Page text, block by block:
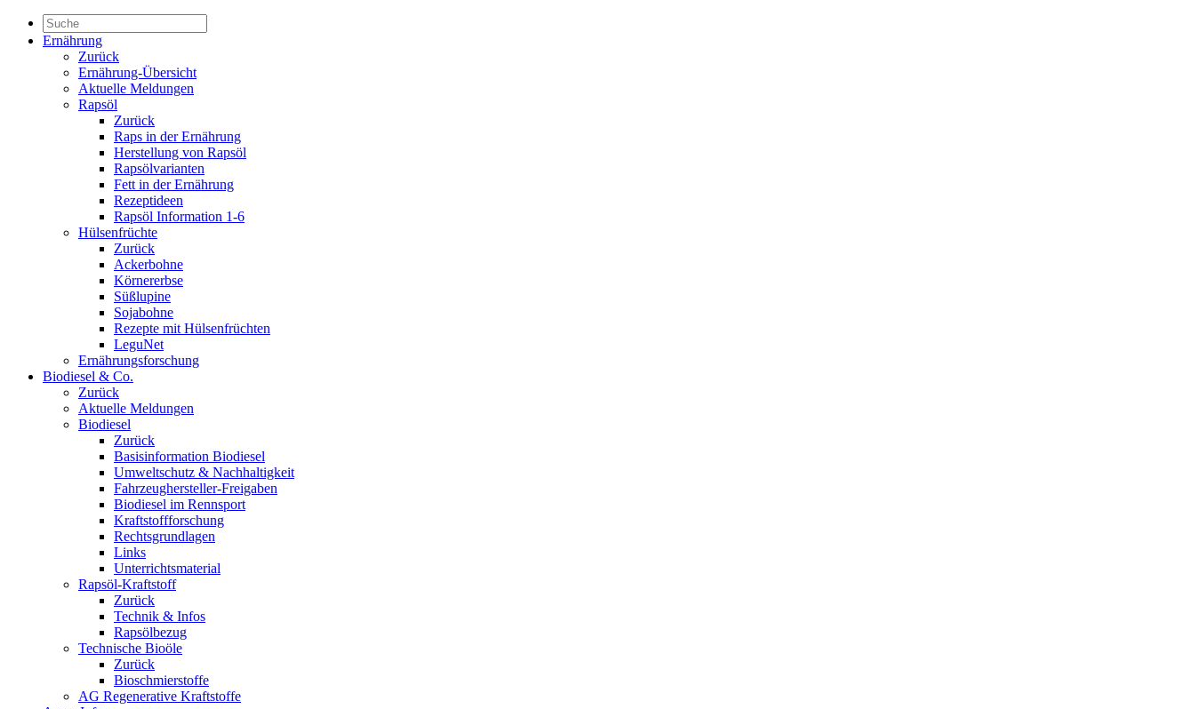
Ernährung
Zurück
Ernährung-Übersicht
Aktuelle Meldungen
Rapsöl
Zurück
Raps in der Ernährung
Herstellung von Rapsöl
Rapsölvarianten
Fett in der Ernährung
Rezeptideen
Rapsöl Information 1-6
Hülsenfrüchte
Zurück
Ackerbohne
Körnererbse
Süßlupine
Sojabohne
Rezepte mit Hülsenfrüchten
LeguNet
Ernährungsforschung
Biodiesel & Co.
Zurück
Aktuelle Meldungen
Biodiesel
Zurück
Basisinformation Biodiesel
Umweltschutz & Nachhaltigkeit
Fahrzeughersteller-Freigaben
Biodiesel im Rennsport
Kraftstoffforschung
Rechtsgrundlagen
Links
Unterrichtsmaterial
Rapsöl-Kraftstoff
Zurück
Technik & Infos
Rapsölbezug
Technische Bioöle
Zurück
Bioschmierstoffe
AG Regenerative Kraftstoffe